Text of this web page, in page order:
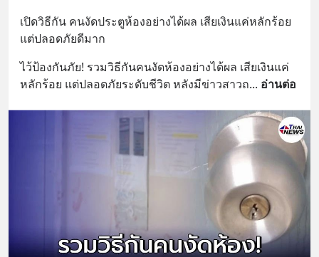
เปิดวิธีกัน คนงัดประตูห้องอย่างได้ผล เสียเงินแค่หลักร้อย
แต่ปลอดภัยดีมาก
ไว้ป้องกันภัย! รวมวิธีกันคนงัดห้องอย่างได้ผล เสียเงินแค่
หลักร้อย แต่ปลอดภัยระดับชีวิต หลังมีข่าวสาวถ... อ่านต่อ